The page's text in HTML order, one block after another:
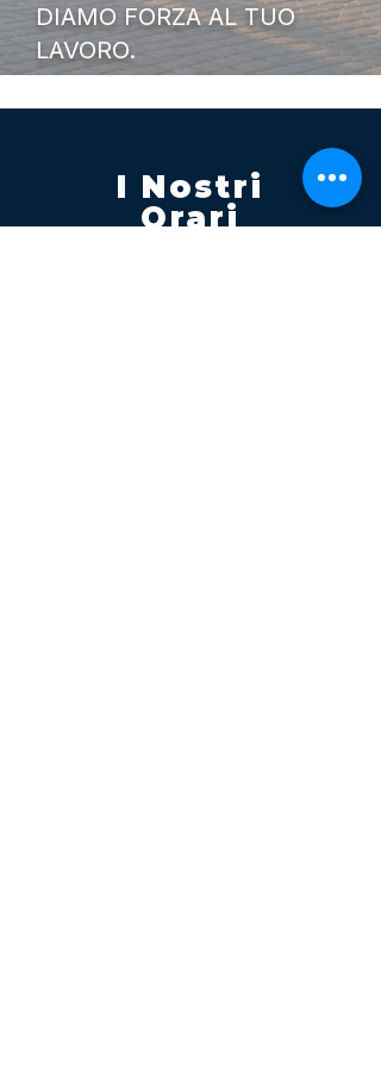
DIAMO FORZA AL TUO
LAVORO.
I Nostri
Orari